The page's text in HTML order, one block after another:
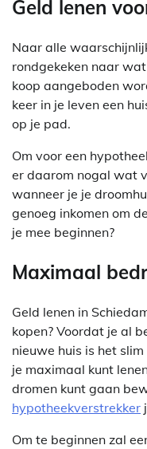
Geld lenen
Naar alle
rondgekeken naar
koop aangeboden
keer in je leven een
op je pad.
Om voor een
er daarom nogal wat
wanneer je je
genoeg inkomen om
je mee beginnen?
Maximaal
Geld lenen in
kopen? Voordat je al
nieuwe huis is het
je maximaal kunt
dromen kunt gaan
hypotheekverstrekker
Om te beginnen zal